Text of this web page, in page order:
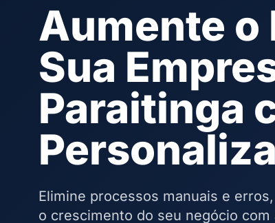
Aumente o
Sua
Paraitinga
Elimine processos manuais e
o crescimento do seu negócio com